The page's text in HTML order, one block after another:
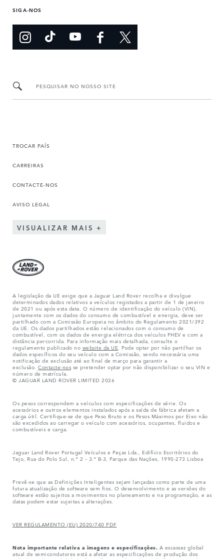
SIGA-NOS
PESQUISAR NO NOSSO SITE
TROCAR PAÍS
CARREIRAS
CONTACTE-NOS
AVISO LEGAL
VISUALIZAR MAIS
A legislação da UE exige que a Jaguar Land Rover recolha e divulgue
determinados dados relativos a veículos registados a partir de 1 de janeiro
de 2021 ou após esta data. O número de identificação do veículo (VIN),
juntamente com os dados do consumo de combustível e energia, deve ser
partilhado com a Comissão Europeia no âmbito do Regulamento 2021/392
da UE. Os dados partilhados estão relacionados com o consumo de
combustível, com os dados de energia elétrica dos veículos PHEV e com a
distância percorrida. Para informação mais detalhada, consulte o
regulamento publicado no website da UE . Pode optar por não partilhar os
dados específicos do seu veículo com a Comissão, sendo necessária uma
notificação de exclusão até ao final de março para garantir a
exclusão. Contacte-nos se pretender optar por não disponibilizar o seu VIN e
número de matrícula.
© JAGUAR LAND ROVER LIMITED 2026
Os pesos correspondem a veículos com especificações de série. Os
acessórios e outros elementos instalados após a saída de fábrica afetam a
carga útil. Certifique-se de que Peso Bruto e os Pesos Máximos por Eixo não
são excedidos ao carregar o veículo com acessórios, ocupantes, fluidos e
combustíveis e carga.
Jaguar Land Rover Portugal Veículos e Peças Lda., Edifício Escritórios do
Tejo, Rua do Polo Sul, n.º 2 – 3.º B-3, Parque das Nações, 1990-273 Lisboa
Prevê-se que as Definições Inteligentes sejam lançadas como parte de uma
futura atualização de software sem fios. O desenvolvimento e as versões do
software estão sujeitos a movimentos no planeamento e na programação, e as
datas podem estar sujeitas a alterações.
VER REGULAMENTO (EU) 2020/740 PDF
Nota importante relativa a imagens e especificações. A escassez global
atual de semicondutores está a afetar as especificações de produção dos